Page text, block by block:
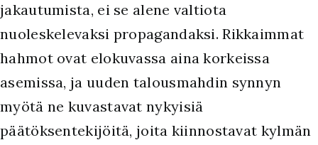
jakautumista, ei se alene valtiota
nuoleskelevaksi propagandaksi. Rikkaimmat
hahmot ovat elokuvassa aina korkeissa
asemissa, ja uuden talousmahdin synnyn
myötä ne kuvastavat nykyisiä
päätöksentekijöitä, joita kiinnostavat kylmän